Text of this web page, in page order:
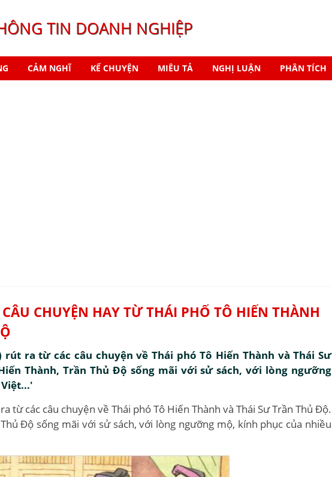
TIN DOANH NGHIỆP
CẢM NGHĨ KỂ CHUYỆN MIÊU TẢ NGHỊ LUẬN PHÂN TÍCH
CHUYỆN HAY TỪ THÁI PHỐ TÔ HIẾN THÀNH
rút ra từ các câu chuyện về Thái phó Tô Hiến Thành và Thái Sư
Thành, Trần Thủ Độ sống mãi với sử sách, với lòng ngưỡng
từ các câu chuyện về Thái phó Tô Hiến Thành và Thái Sư Trần Thủ Độ.
Độ sống mãi với sử sách, với lòng ngưỡng mộ, kính phục của nhiều